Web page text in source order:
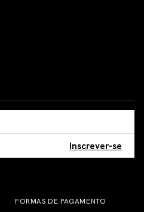
Inscrever-se
FORMAS DE PAGAMENTO